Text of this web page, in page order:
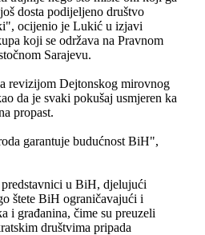
dosta podijeljeno društvo
ocijenio je Lukić u izjavi
koji se održava na Pravnom
Sarajevu.
revizijom Dejtonskog mirovnog
da je svaki pokušaj usmjeren ka
propast.
garantuje budućnost BiH",
u BiH, djelujući
štete BiH ograničavajući i
i građanina, čime su preuzeli
društvima pripada